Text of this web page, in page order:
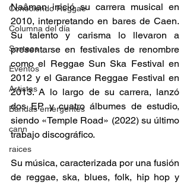
Conociendo Reggae
Columna del día
Sorteos
Eventos
Artistas
Bandas emergentes
cann
raices
Naâman inició su carrera musical en
2010, interpretando en bares de Caen.
Su talento y carisma lo llevaron a
presentarse en festivales de renombre
como el Reggae Sun Ska Festival en
2012 y el Garance Reggae Festival en
2013. A lo largo de su carrera, lanzó
dos EP y cuatro álbumes de estudio,
siendo «Temple Road» (2022) su último
trabajo discográfico.
Su música, caracterizada por una fusión
de reggae, ska, blues, folk, hip hop y